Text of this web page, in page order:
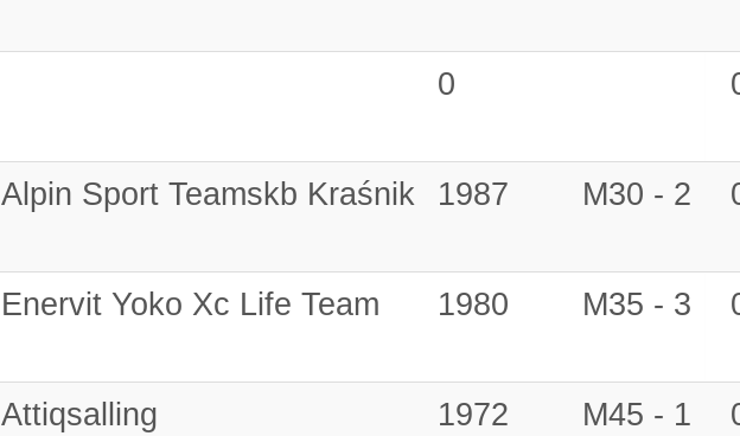
0
Alpin Sport Teamskb Kraśnik 1987 M30 - 2
Enervit Yoko Xc Life Team 1980 M35 - 3
Attiqsalling 1972 M45 - 1